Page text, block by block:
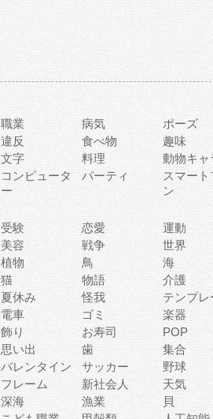
職業 病気 ポーズ
違反 食べ物 趣味
文字 料理 動物キャ
コンピュータ
ー
パーティ
スマート
ン
受験 恋愛 運動
美容 戦争 世界
植物 鳥 海
猫 物語 介護
夏休み 怪我 テンプレ
電車 ゴミ 楽器
飾り お寿司 POP
思い出 歯 集合
バレンタイン サッカー 野球
フレーム 新社会人 天気
深海 漁業 貝